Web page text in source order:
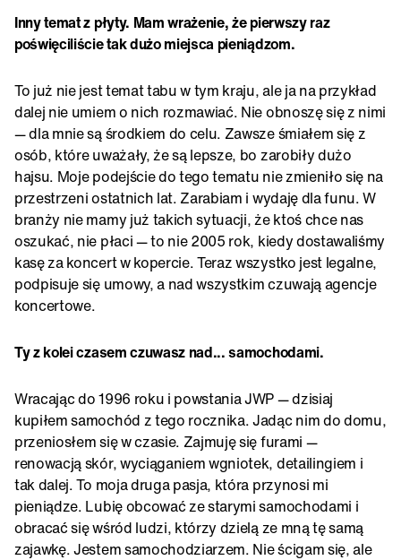
Inny temat z płyty. Mam wrażenie, że pierwszy raz
poświęciliście tak dużo miejsca pieniądzom.
To już nie jest temat tabu w tym kraju, ale ja na przykład
dalej nie umiem o nich rozmawiać. Nie obnoszę się z nimi
— dla mnie są środkiem do celu. Zawsze śmiałem się z
osób, które uważały, że są lepsze, bo zarobiły dużo
hajsu. Moje podejście do tego tematu nie zmieniło się na
przestrzeni ostatnich lat. Zarabiam i wydaję dla funu. W
branży nie mamy już takich sytuacji, że ktoś chce nas
oszukać, nie płaci — to nie 2005 rok, kiedy dostawaliśmy
kasę za koncert w kopercie. Teraz wszystko jest legalne,
podpisuje się umowy, a nad wszystkim czuwają agencje
koncertowe.
Ty z kolei czasem czuwasz nad... samochodami.
Wracając do 1996 roku i powstania JWP — dzisiaj
kupiłem samochód z tego rocznika. Jadąc nim do domu,
przeniosłem się w czasie. Zajmuję się furami —
renowacją skór, wyciąganiem wgniotek, detailingiem i
tak dalej. To moja druga pasja, która przynosi mi
pieniądze. Lubię obcować ze starymi samochodami i
obracać się wśród ludzi, którzy dzielą ze mną tę samą
zajawkę. Jestem samochodziarzem. Nie ścigam się, ale